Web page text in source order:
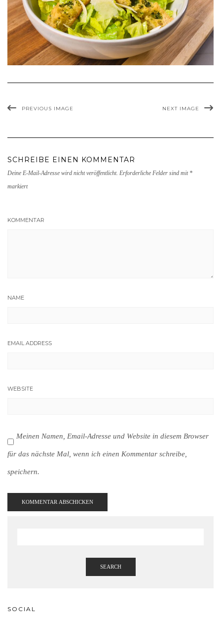
PREVIOUS IMAGE NEXT IMAGE
SCHREIBE EINEN KOMMENTAR
Deine E-Mail-Adresse wird nicht veröffentlicht. Erforderliche Felder sind mit *
markiert
KOMMENTAR
NAME
EMAIL ADDRESS
WEBSITE
Meinen Namen, Email-Adresse und Website in diesem Browser
für das nächste Mal, wenn ich einen Kommentar schreibe,
speichern.
SEARCH
SOCIAL